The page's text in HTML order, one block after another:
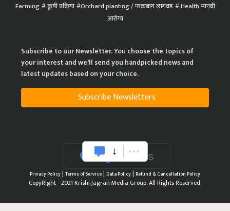
Farming कृषी प्रक्रिया Orchard planting / फळबाग लागवड Health मानवी
आरोग्य
Subscribe to our Newsletter. You choose the topics of
your interest and we'll send you handpicked news and
latest updates based on your choice.
Subscribe Newsletters
Privacy Policy| Terms of Service| Data Policy| Refund & Cancellation Policy
CopyRight - 2021 Krishi Jagran Media Group. All Rights Reserved.